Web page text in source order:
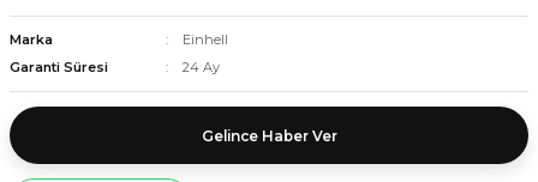
Marka
Einhell
Garanti Süresi
24 Ay
Gelince Haber Ver